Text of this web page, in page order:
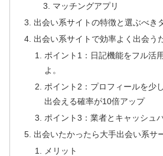
マッチングアプリ
出会い系サイトの特徴と選ぶべき
出会い系サイトで効率よく出会う
ポイント1：日記機能をフル活
よ。
ポイント2：プロフィールを少
出会える確率が10倍アップ
ポイント3：業者とキャッシュ
出会いたかったら大手出会い系サ
メリット